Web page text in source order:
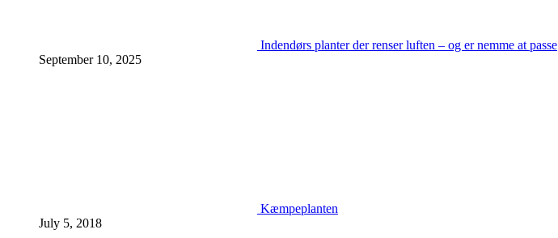
Indendørs planter der renser luften – og er nemme at passe
September 10, 2025
Kæmpeplanten
July 5, 2018